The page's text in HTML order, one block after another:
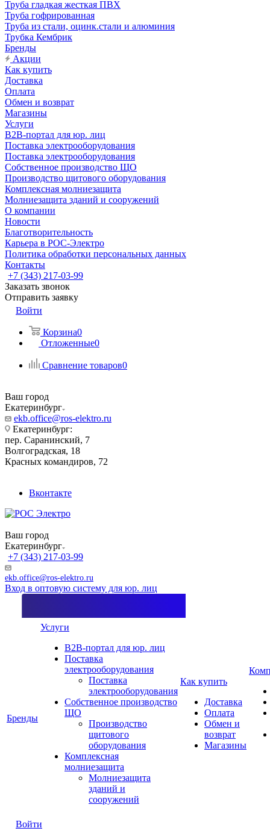
Труба гладкая жесткая ПВХ
Труба гофрированная
Труба из стали, оцинк.стали и алюминия
Трубка Кембрик
Бренды
Акции
Как купить
Доставка
Оплата
Обмен и возврат
Магазины
Услуги
B2B-портал для юр. лиц
Поставка электрооборудования
Поставка электрооборудования
Собственное производство ЩО
Производство щитового оборудования
Комплексная молниезащита
Молниезащита зданий и сооружений
О компании
Новости
Благотворительность
Карьера в РОС-Электро
Политика обработки персональных данных
Контакты
+7 (343) 217-03-99
Заказать звонок
Отправить заявку
Войти
Корзина0
Отложенные0
Сравнение товаров0
Ваш город
Екатеринбург
ekb.office@ros-elektro.ru
Екатеринбург:
пер. Саранинский, 7
Волгоградская, 18
Красных командиров, 72
Вконтакте
Ваш город
Екатеринбург
+7 (343) 217-03-99
ekb.office@ros-elektro.ru
Вход в оптовую систему для юр. лиц
Бренды
Услуги
B2B-портал для юр. лиц
Поставка
электрооборудования
Поставка
электрооборудования
Собственное производство
ЩО
Производство
щитового
оборудования
Комплексная
молниезащита
Молниезащита
зданий и
сооружений
Как купить
Доставка
Оплата
Обмен и
возврат
Магазины
Войти